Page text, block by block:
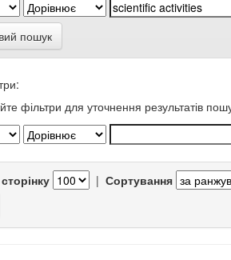
пошук
фільтри для уточнення результатів
| Сортування